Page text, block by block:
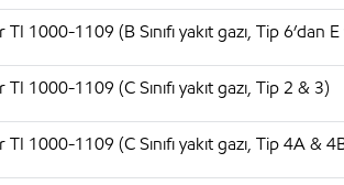
1000-1109 (B Sınıfı yakıt gazı, Tip 6’dan
1000-1109 (C Sınıfı yakıt gazı, Tip 2 & 3)
1000-1109 (C Sınıfı yakıt gazı, Tip 4A &